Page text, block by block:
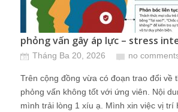
phỏng vấn gây áp lực – stress
Tháng Ba 20, 2026 no
Trên cộng đồng vừa có đoạn trao đổi về
phỏng vấn không tốt với ứng viên. Nội
mình trải lòng 1 xíu ạ. Mình xin việc vị trí